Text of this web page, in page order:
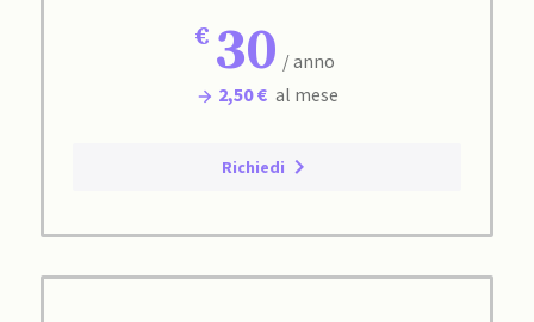
30 / anno
2,50 € al mese
Richiedi